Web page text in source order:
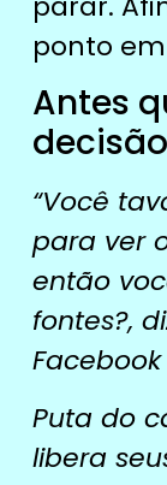
ponto
Antes
“Você
para ver
então
fontes?,
Puta do
libera